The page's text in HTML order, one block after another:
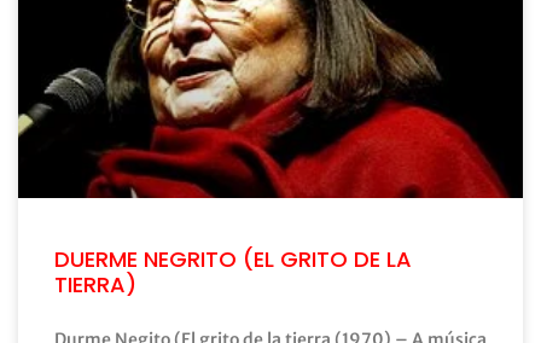
DUERME NEGRITO (EL GRITO DE LA
TIERRA)